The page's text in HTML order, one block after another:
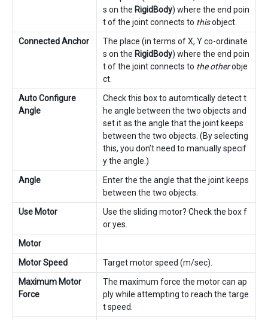
s on the RigidBody) where the end poin
t of the joint connects to thisobject.
Connected Anchor
The place (in terms of X, Y co-ordinate
s on the RigidBody) where the end poin
t of the joint connects to the otherobje
ct.
Auto Configure
Angle
Check this box to automtically detect t
he angle between the two objects and
set it as the angle that the joint keeps
between the two objects. (By selecting
this, you don’t need to manually specif
y the angle.)
Angle
Enter the the angle that the joint keeps
between the two objects.
Use Motor
Use the sliding motor? Check the box f
or yes.
Motor
Motor Speed
Target motor speed (m/sec).
Maximum Motor
Force
The maximum force the motor can ap
ply while attempting to reach the targe
t speed.